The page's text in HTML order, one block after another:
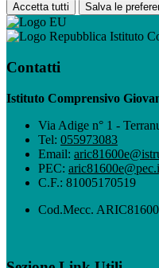
Accetta tutti Salva le
Istituto
Contatti
Istituto Comprensivo
Via Adige n° 1 -
Tel: 055973083
Email:
PEC:
C.F.: 81005170519
Cod.Mecc.